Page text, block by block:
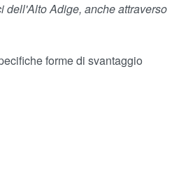
dell'Alto Adige, anche attraverso
forme di svantaggio